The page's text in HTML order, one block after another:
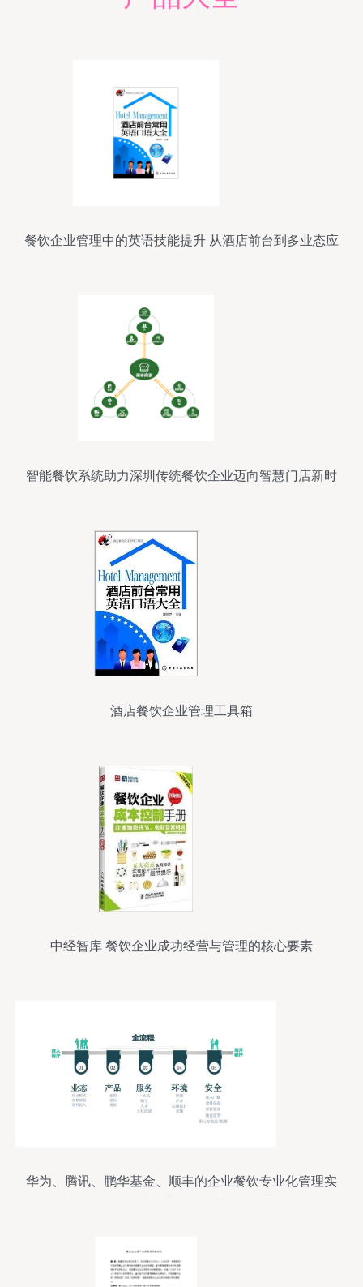
餐饮企业管理中的英语技能提升 从酒店前台到多业态应
智能餐饮系统助力深圳传统餐饮企业迈向智慧门店新时
酒店餐饮企业管理工具箱
中经智库 餐饮企业成功经营与管理的核心要素
华为、腾讯、鹏华基金、顺丰的企业餐饮专业化管理实